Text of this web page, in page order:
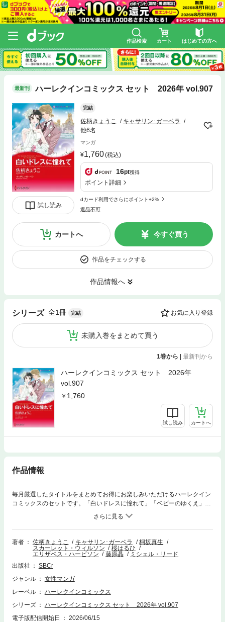
作品検索 カート はじめての方へ
最新刊 ハーレクインコミックス セット 2026年 vol.907
試し読み
完結
佐柄きょうこ
キャサリン･ガーベラ
他6名
マンガ
1,760(税込)
16pt獲得
ポイント詳細
dカード利用でさらにポイント+2%
返品不可
カートへ 今すぐ買う
作品をチェックする
作品情報へ
シリーズ 全1冊 完結 お気に入り登録
未購入巻をまとめて買う
1巻から | 最新刊から
ハーレクインコミックス セット 2026年
vol.907
1,760
試し読み カートへ
作品情報
毎月厳選したタイトルをまとめてお得にお楽しみいただけるハーレクイン
コミックスのセットです。「白いドレスに憧れて」「ベビーのゆくえ」
「偽りの約束は甘く」「エーゲ海にとらわれて」の４話をまとめて収録。
著者 佐柄きょうこ キャサリン･ガーベラ
桐坂真生
スカーレット・ウィルソン
桜はるひ
エリザベス・ハービソン
藤原晶
ミシェル・リード
出版社
SBCr
ジャンル
女性マンガ
レーベル
ハーレクインコミックス
シリーズ
ハーレクインコミックス セット 2026年 vol.907
電子版配信開始日
2026/06/15